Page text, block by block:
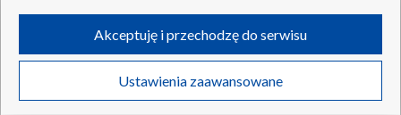
Informacje o nadawcy
Program dla prasy
Ogłoszenie przetargowe
Kanały
©2026 Telewizja Polska S.A. w likwidacji
ruchu w Internecie.
Twoje dane osobowe zbierane podczas odwiedzania przez Ciebie
poszczególnych serwisówna Portalu, takie jak adresy IP, identyfikatory
Ustawienia zaawansowane
Akceptuję i przechodzę do serwisu